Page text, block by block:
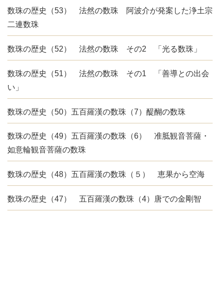
数珠の歴史（53） 法然の数珠 阿波介が発案した浄土宗
二連数珠
数珠の歴史（52） 法然の数珠 その2 「光る数珠」
数珠の歴史（51） 法然の数珠 その1 「善導との出会
い」
数珠の歴史（50）五百羅漢の数珠（7）醍醐の数珠
数珠の歴史（49）五百羅漢の数珠（6） 准胝観音菩薩・
如意輪観音菩薩の数珠
数珠の歴史（48）五百羅漢の数珠（５） 恵果から空海
数珠の歴史（47） 五百羅漢の数珠（4）唐での金剛智